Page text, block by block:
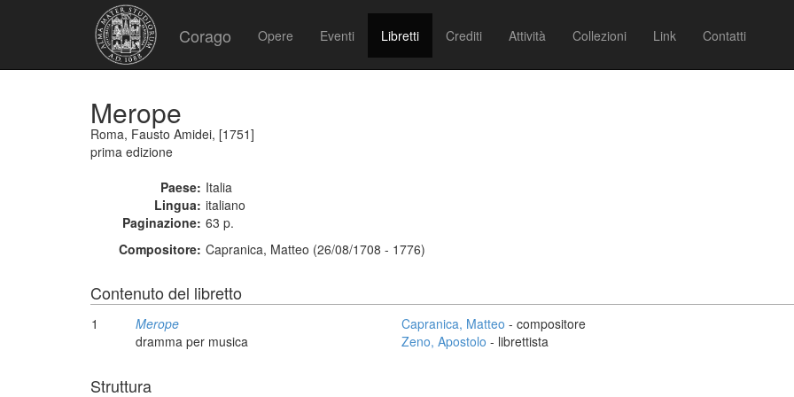
Corago Opere Eventi Libretti Crediti Attività Collezioni Link Contatti
Merope
Roma, Fausto Amidei, [1751]
prima edizione
Paese: Italia
Lingua: italiano
Paginazione: 63 p.
Compositore: Capranica, Matteo (26/08/1708 - 1776)
Contenuto del libretto
1
Merope
dramma per musica
Capranica, Matteo - compositore
Zeno, Apostolo - librettista
Struttura